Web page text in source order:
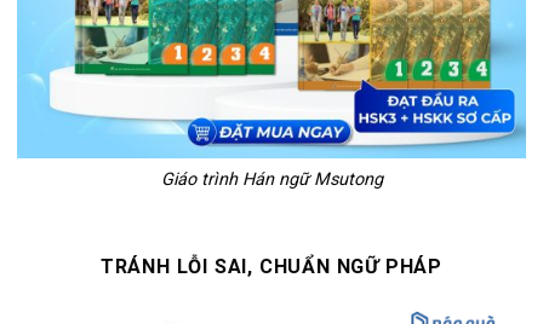
Giáo trình Hán ngữ Msutong
TRÁNH LỖI SAI, CHUẨN NGỮ PHÁP